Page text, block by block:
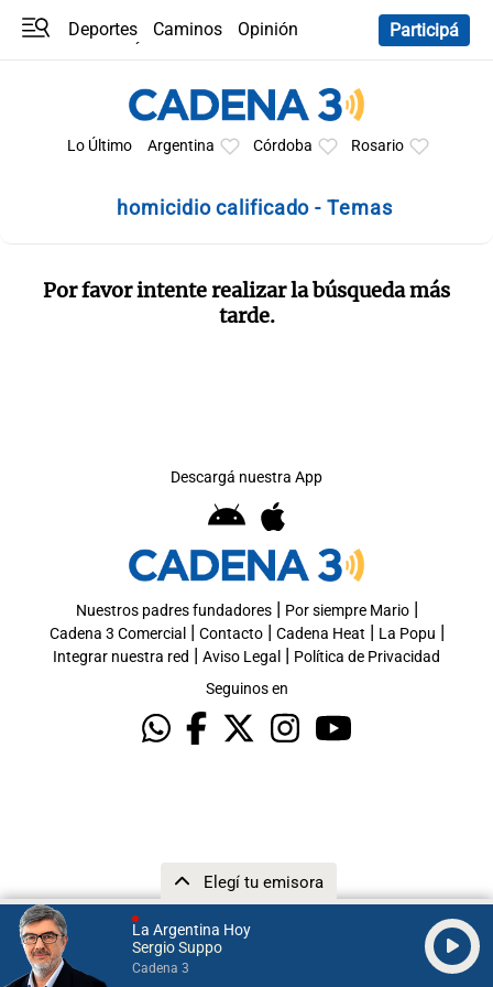
La Argentina Hoy
Sergio Suppo
Cadena 3
Elegí tu emisora
Deportes Caminos
Opinión
Participá
Lo Último Argentina Córdoba Rosario
homicidio calificado - Temas
Por favor intente realizar la búsqueda más
tarde.
Descargá nuestra App
Nuestros padres fundadores| Por siempre Mario|
Cadena 3 Comercial | Contacto| Cadena Heat | La Popu |
Integrar nuestra red | Aviso Legal | Política de Privacidad
Seguinos en